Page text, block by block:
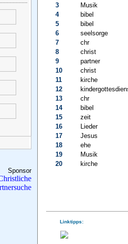
Sponsor
3
Musik
4
bibel
5
bibel
6
seelsorge
7
chr
8
christ
9
partner
10
christ
11
kirche
12
13
chr
14
bibel
15
zeit
16
Lieder
17
Jesus
18
ehe
19
Musik
20
kirche
Linktipps: